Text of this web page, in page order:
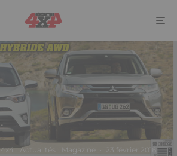
4x4 Actualités Magazine · 23 février 2016